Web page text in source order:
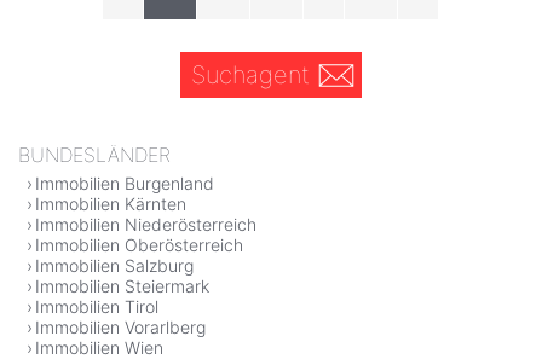
Suchagent
BUNDESLÄNDER
Immobilien Burgenland
Immobilien Kärnten
Immobilien Niederösterreich
Immobilien Oberösterreich
Immobilien Salzburg
Immobilien Steiermark
Immobilien Tirol
Immobilien Vorarlberg
Immobilien Wien